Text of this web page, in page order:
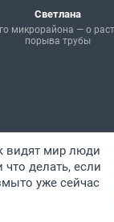
Светлана
микрорайона — о
порыва трубы
видят мир люди
делать, если
уже сейчас